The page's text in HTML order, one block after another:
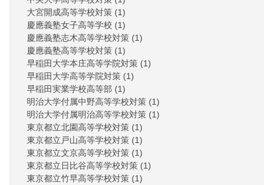
大宮開成高等学校対策 (1)
慶應義塾女子高等学校 (1)
慶應義塾志木高等学校対策 (1)
慶應義塾高等学校対策 (1)
早稲田大学本庄高等学院対策 (1)
早稲田大学高等学院対策 (1)
早稲田実業学校高等部 (1)
明治大学付属中野高等学校対策 (1)
明治大学付属明治高等学校対策 (1)
東京都立北園高等学校対策 (1)
東京都立戸山高等学校対策 (1)
東京都立文京高等学校対策 (1)
東京都立日比谷高等学校対策 (1)
東京都立竹早高等学校対策 (1)